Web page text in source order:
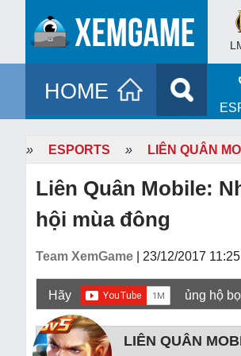
HOME
» ESPORTS » LIÊN QUÂN
Liên Quân Mobile:
hội mùa đông
Team XemGame | 23/12/2017 11:25
Hãy ủng hộ
LIÊN QUÂN